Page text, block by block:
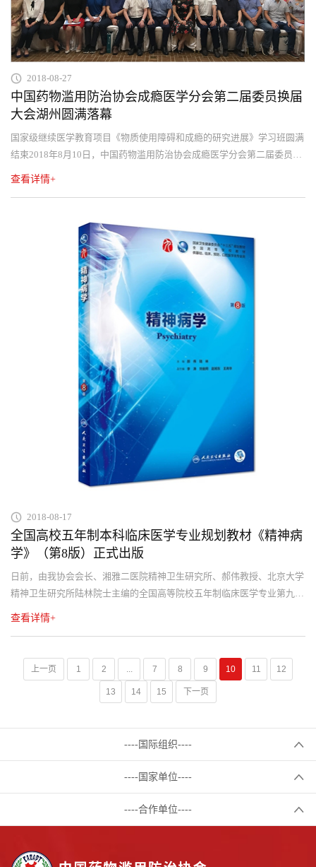
2018-08-27
中国药物滥用防治协会成瘾医学分会第二届委员换届
大会湖州圆满落幕
国家级继续医学教育项目《物质使用障碍和成瘾的研究进展》学习班圆满
结束2018年8月10日，中国药物滥用防治协会成瘾医学分会第二届委员换
查看详情+
2018-08-17
全国高校五年制本科临床医学专业规划教材《精神病
学》（第8版）正式出版
日前，由我协会会长、湘雅二医院精神卫生研究所、郝伟教授、北京大学
精神卫生研究所陆林院士主编的全国高等院校五年制临床医学专业第九轮
查看详情+
上一页 1 2 ... 7 8 9 10 11 12
13 14 15 下一页
----国际组织----
----国家单位----
----合作单位----